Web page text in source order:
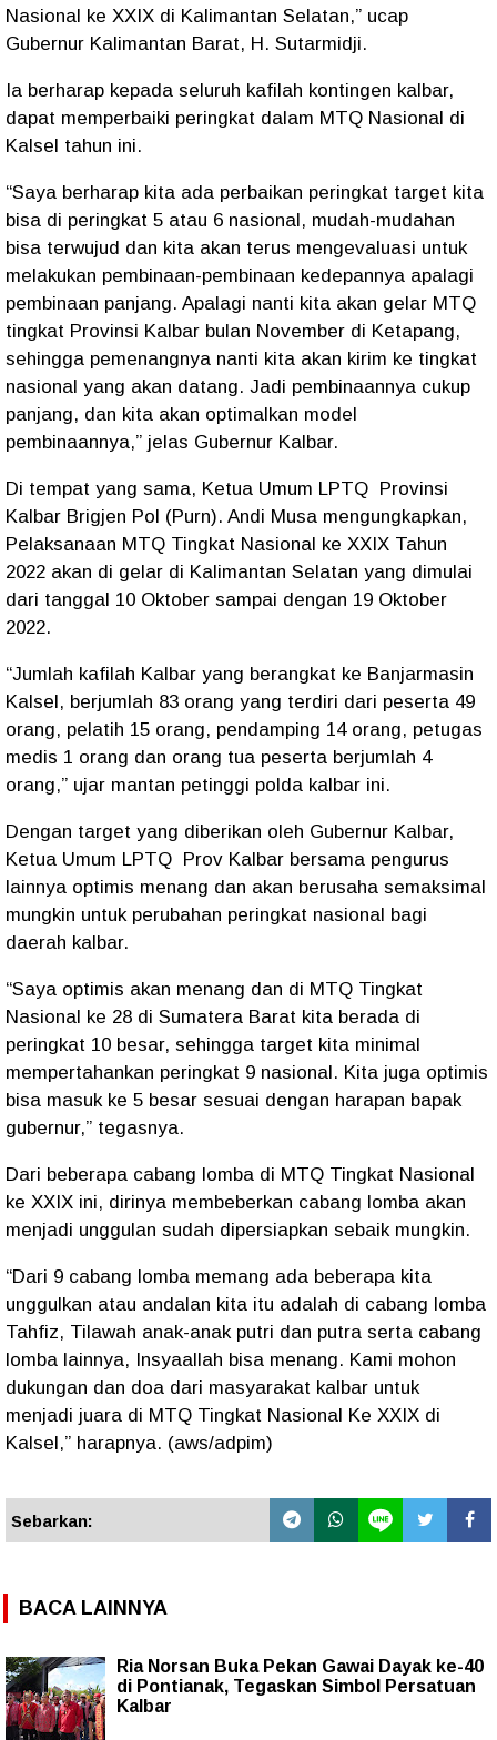
Nasional ke XXIX di Kalimantan Selatan,” ucap
Gubernur Kalimantan Barat, H. Sutarmidji.
Ia berharap kepada seluruh kafilah kontingen kalbar,
dapat memperbaiki peringkat dalam MTQ Nasional di
Kalsel tahun ini.
“Saya berharap kita ada perbaikan peringkat target kita
bisa di peringkat 5 atau 6 nasional, mudah-mudahan
bisa terwujud dan kita akan terus mengevaluasi untuk
melakukan pembinaan-pembinaan kedepannya apalagi
pembinaan panjang. Apalagi nanti kita akan gelar MTQ
tingkat Provinsi Kalbar bulan November di Ketapang,
sehingga pemenangnya nanti kita akan kirim ke tingkat
nasional yang akan datang. Jadi pembinaannya cukup
panjang, dan kita akan optimalkan model
pembinaannya,” jelas Gubernur Kalbar.
Di tempat yang sama, Ketua Umum LPTQ Provinsi
Kalbar Brigjen Pol (Purn). Andi Musa mengungkapkan,
Pelaksanaan MTQ Tingkat Nasional ke XXIX Tahun
2022 akan di gelar di Kalimantan Selatan yang dimulai
dari tanggal 10 Oktober sampai dengan 19 Oktober
2022.
“Jumlah kafilah Kalbar yang berangkat ke Banjarmasin
Kalsel, berjumlah 83 orang yang terdiri dari peserta 49
orang, pelatih 15 orang, pendamping 14 orang, petugas
medis 1 orang dan orang tua peserta berjumlah 4
orang,” ujar mantan petinggi polda kalbar ini.
Dengan target yang diberikan oleh Gubernur Kalbar,
Ketua Umum LPTQ Prov Kalbar bersama pengurus
lainnya optimis menang dan akan berusaha semaksimal
mungkin untuk perubahan peringkat nasional bagi
daerah kalbar.
“Saya optimis akan menang dan di MTQ Tingkat
Nasional ke 28 di Sumatera Barat kita berada di
peringkat 10 besar, sehingga target kita minimal
mempertahankan peringkat 9 nasional. Kita juga optimis
bisa masuk ke 5 besar sesuai dengan harapan bapak
gubernur,” tegasnya.
Dari beberapa cabang lomba di MTQ Tingkat Nasional
ke XXIX ini, dirinya membeberkan cabang lomba akan
menjadi unggulan sudah dipersiapkan sebaik mungkin.
“Dari 9 cabang lomba memang ada beberapa kita
unggulkan atau andalan kita itu adalah di cabang lomba
Tahfiz, Tilawah anak-anak putri dan putra serta cabang
lomba lainnya, Insyaallah bisa menang. Kami mohon
dukungan dan doa dari masyarakat kalbar untuk
menjadi juara di MTQ Tingkat Nasional Ke XXIX di
Kalsel,” harapnya. (aws/adpim)
Sebarkan:
BACA LAINNYA
Ria Norsan Buka Pekan Gawai Dayak ke-40
di Pontianak, Tegaskan Simbol Persatuan
Kalbar